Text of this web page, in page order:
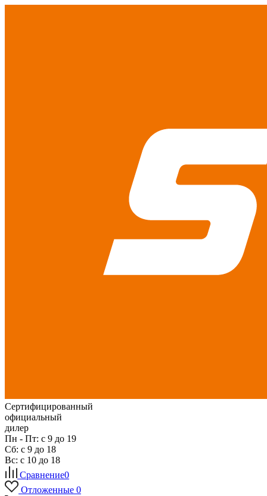
Сертифицированный
официальный
дилер
Пн - Пт: с 9 до 19
Сб: с 9 до 18
Вс: с 10 до 18
Сравнение0
Отложенные 0